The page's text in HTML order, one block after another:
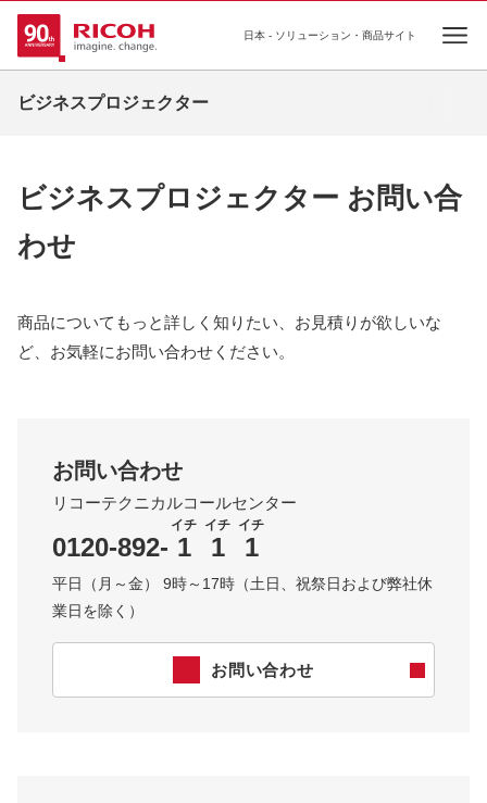
日本 - ソリューション・商品サイト
ビジネスプロジェクター
ビジネスプロジェクター お問い合
わせ
商品についてもっと詳しく知りたい、お見積りが欲しいな
ど、お気軽にお問い合わせください。
お問い合わせ
リコーテクニカルコールセンター
0120-892- 1
イチ
1
イチ
1
イチ
平日（月～金） 9時～17時（土日、祝祭日および弊社休
業日を除く）
お問い合わせ